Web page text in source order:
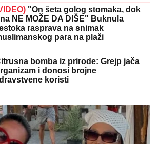
"On šeta golog stomaka, dok
NE MOŽE DA DIŠE" Buknula
rasprava na snimak
para na plaži
bomba iz prirode: Grejp jača
i donosi brojne
koristi